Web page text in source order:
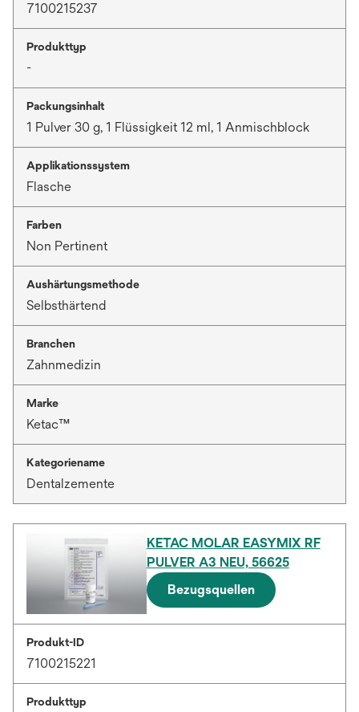
7100215237
Produkttyp
-
Packungsinhalt
1 Pulver 30 g, 1 Flüssigkeit 12 ml, 1 Anmischblock
Applikationssystem
Flasche
Farben
Non Pertinent
Aushärtungsmethode
Selbsthärtend
Branchen
Zahnmedizin
Marke
Ketac™
Kategoriename
Dentalzemente
KETAC MOLAR EASYMIX RF
PULVER A3 NEU, 56625
Bezugsquellen
Produkt-ID
7100215221
Produkttyp